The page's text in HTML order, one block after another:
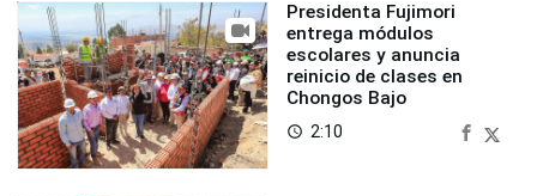
Presidenta Fujimori
entrega módulos
escolares y anuncia
reinicio de clases en
Chongos Bajo
access_time 2:10